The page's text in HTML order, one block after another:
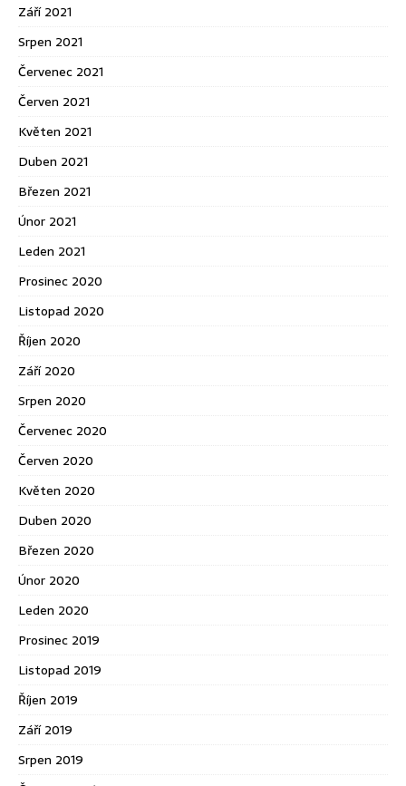
Září 2021
Srpen 2021
Červenec 2021
Červen 2021
Květen 2021
Duben 2021
Březen 2021
Únor 2021
Leden 2021
Prosinec 2020
Listopad 2020
Říjen 2020
Září 2020
Srpen 2020
Červenec 2020
Červen 2020
Květen 2020
Duben 2020
Březen 2020
Únor 2020
Leden 2020
Prosinec 2019
Listopad 2019
Říjen 2019
Září 2019
Srpen 2019